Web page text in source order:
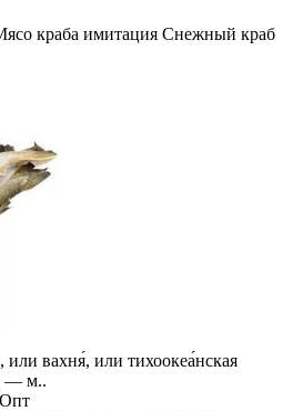
краба имитация Снежный краб
или вахня́, или тихоокеа́нская
— м..